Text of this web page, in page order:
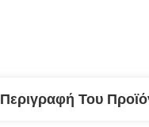
Περιγραφή Του